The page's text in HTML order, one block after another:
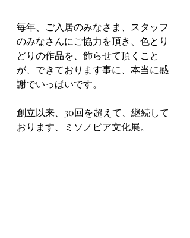
毎年、ご入居のみなさま、スタッフ
のみなさんにご協力を頂き、色とり
どりの作品を、飾らせて頂くこと
が、できております事に、本当に感
謝でいっぱいです。
創立以来、30回を超えて、継続して
おります、ミソノピア文化展。